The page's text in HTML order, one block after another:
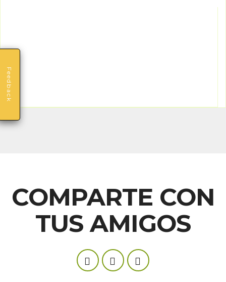
Feedback
COMPARTE CON
TUS AMIGOS